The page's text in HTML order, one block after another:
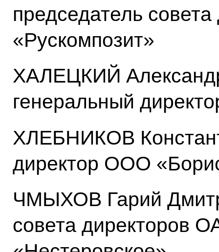
председатель
«Рускомпозит»
ХАЛЕЦКИЙ
генеральный
ХЛЕБНИКОВ
директор ООО
ЧМЫХОВ Гарий
совета директоров